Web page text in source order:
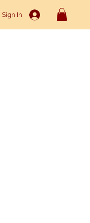
Sign In